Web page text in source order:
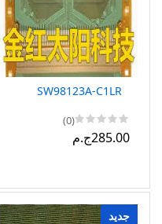
SW98123A-C1LR
(0)
285.00ج.م
جديد